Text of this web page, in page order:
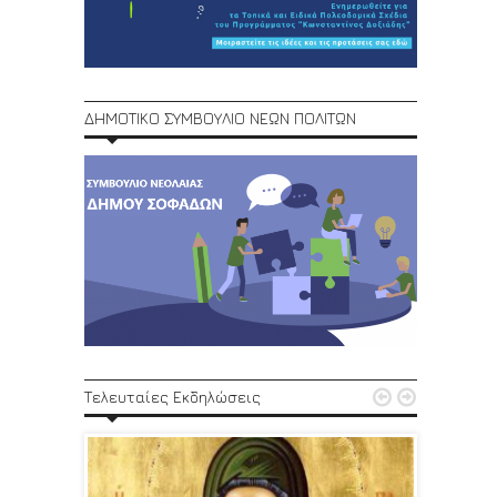
ΔΗΜΟΤΙΚΟ ΣΥΜΒΟΥΛΙΟ ΝΕΩΝ ΠΟΛΙΤΩΝ
Τελευταίες Εκδηλώσεις  